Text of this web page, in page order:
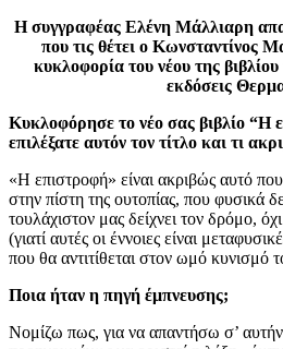
Η συγγραφέας Ελένη Μάλλιαρη
που τις θέτει ο Κωνσταντίνος
κυκλοφορία του νέου της
εκδόσεις
Κυκλοφόρησε το νέο σας βιβλίο “Η
επιλέξατε αυτόν τον τίτλο και τι
«Η επιστροφή» είναι ακριβώς αυτό
στην πίστη της ουτοπίας, που φυσικά
τουλάχιστον μας δείχνει τον δρόμο,
(γιατί αυτές οι έννοιες είναι
που θα αντιτίθεται στον ωμό κυνισμό
Ποια ήταν η πηγή έμπνευσης;
Νομίζω πως, για να απαντήσω σ’